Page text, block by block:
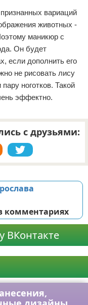
вариаций
животных -
маникюр с
Он будет
если дополнить его
не рисовать лису
ноготков. Такой
эффектно.
с друзьями:
комментариях
ВКонтакте